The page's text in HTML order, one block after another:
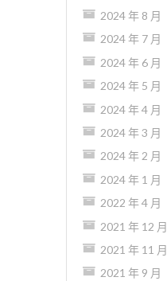
2024 年 8 月
2024 年 7 月
2024 年 6 月
2024 年 5 月
2024 年 4 月
2024 年 3 月
2024 年 2 月
2024 年 1 月
2022 年 4 月
2021 年 12 月
2021 年 11 月
2021 年 9 月